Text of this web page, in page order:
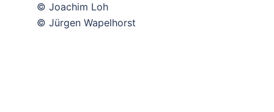
© Joachim Loh
© Jürgen Wapelhorst